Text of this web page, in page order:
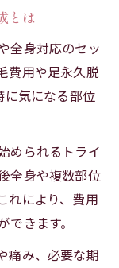
とは
全身対応のセッ
費用や足永久脱
に気になる部位
められるトライ
全身や複数部位
れにより、費用
きます。
痛み、必要な期